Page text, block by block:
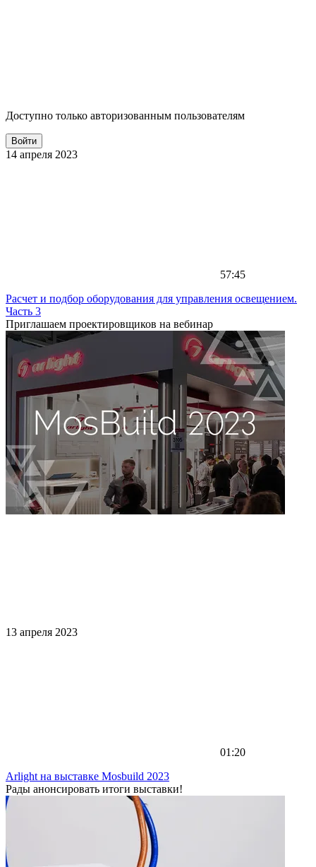
Доступно только авторизованным пользователям
Войти
14 апреля 2023
57:45
Расчет и подбор оборудования для управления освещением.
Часть 3
Приглашаем проектировщиков на вебинар
13 апреля 2023
01:20
Arlight на выставке Mosbuild 2023
Рады анонсировать итоги выставки!